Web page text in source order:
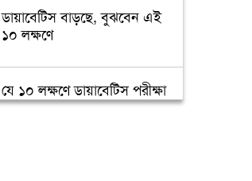
ডায়াবেটিস বাড়ছে, বুঝবেন এই
১০ লক্ষণে
যে ১০ লক্ষণে ডায়াবেটিস পরীক্ষা
জরুরি